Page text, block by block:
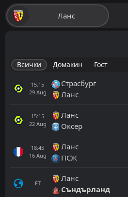
Ланс
Всички Домакин Гост
15:15
29 Aug
Страсбург
Ланс
15:15
22 Aug
Ланс
Оксер
18:45
16 Aug
Ланс
ПСЖ
FT
Ланс
Съндърланд